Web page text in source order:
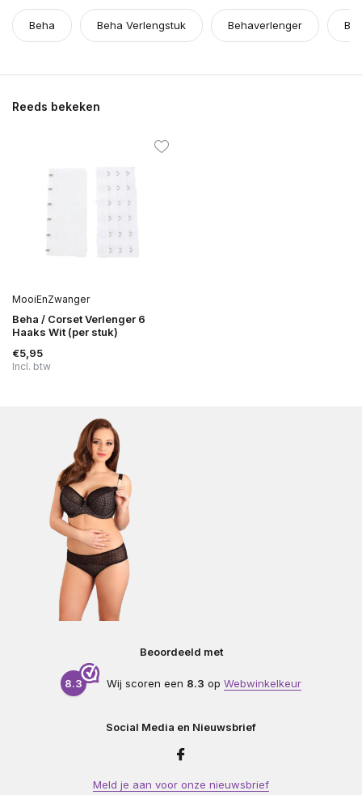
Beha Beha Verlengstuk Behaverlenger BH
Reeds bekeken
MooiEnZwanger
Beha / Corset Verlenger 6
Haaks Wit (per stuk)
€5,95
Incl. btw
Beoordeeld met
8.3 Wij scoren een 8.3 op Webwinkelkeur
Social Media en Nieuwsbrief
Meld je aan voor onze nieuwsbrief